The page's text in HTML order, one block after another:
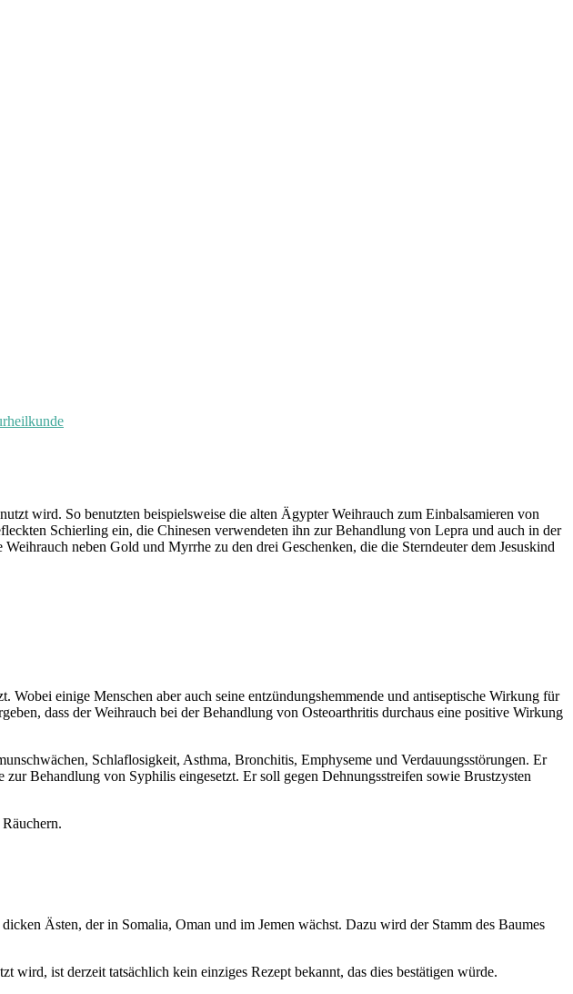
wird. So benutzten beispielsweise die alten Ägypter Weihrauch zum Einbalsamieren von
Schierling ein, die Chinesen verwendeten ihn zur Behandlung von Lepra und auch in der
neben Gold und Myrrhe zu den drei Geschenken, die die Sterndeuter dem Jesuskind
einige Menschen aber auch seine entzündungshemmende und antiseptische Wirkung für
dass der Weihrauch bei der Behandlung von Osteoarthritis durchaus eine positive Wirkung
Schlaflosigkeit, Asthma, Bronchitis, Emphyseme und Verdauungsstörungen. Er
Behandlung von Syphilis eingesetzt. Er soll gegen Dehnungsstreifen sowie Brustzysten
Ästen, der in Somalia, Oman und im Jemen wächst. Dazu wird der Stamm des Baumes
ist derzeit tatsächlich kein einziges Rezept bekannt, das dies bestätigen würde.